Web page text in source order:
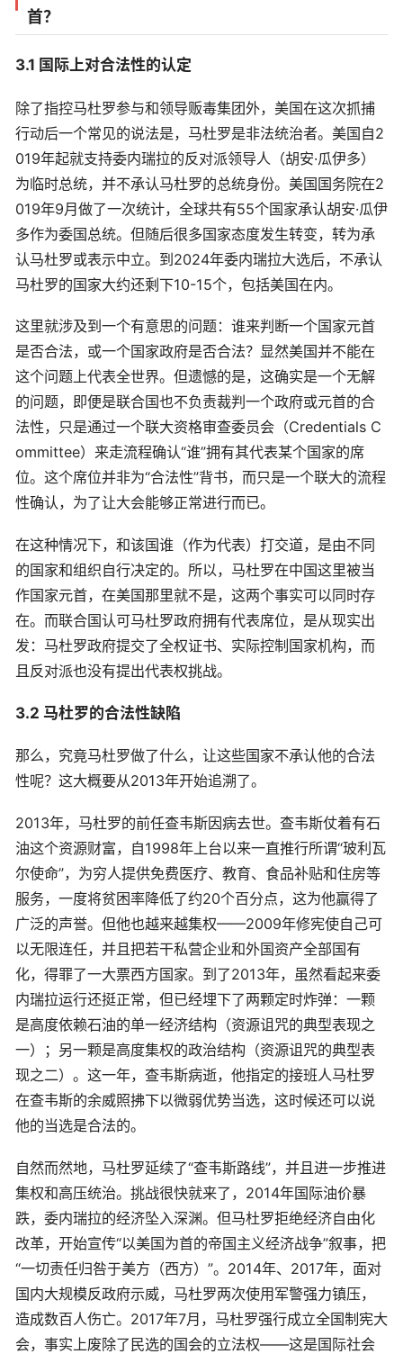
首？
3.1 国际上对合法性的认定
除了指控马杜罗参与和领导贩毒集团外，美国在这次抓捕
行动后一个常见的说法是，马杜罗是非法统治者。美国自2
019年起就支持委内瑞拉的反对派领导人（胡安·瓜伊多）
为临时总统，并不承认马杜罗的总统身份。美国国务院在2
019年9月做了一次统计，全球共有55个国家承认胡安·瓜伊
多作为委国总统。但随后很多国家态度发生转变，转为承
认马杜罗或表示中立。到2024年委内瑞拉大选后，不承认
马杜罗的国家大约还剩下10-15个，包括美国在内。
这里就涉及到一个有意思的问题：谁来判断一个国家元首
是否合法，或一个国家政府是否合法？显然美国并不能在
这个问题上代表全世界。但遗憾的是，这确实是一个无解
的问题，即便是联合国也不负责裁判一个政府或元首的合
法性，只是通过一个联大资格审查委员会（Credentials C
ommittee）来走流程确认“谁”拥有其代表某个国家的席
位。这个席位并非为“合法性”背书，而只是一个联大的流程
性确认，为了让大会能够正常进行而已。
在这种情况下，和该国谁（作为代表）打交道，是由不同
的国家和组织自行决定的。所以，马杜罗在中国这里被当
作国家元首，在美国那里就不是，这两个事实可以同时存
在。而联合国认可马杜罗政府拥有代表席位，是从现实出
发：马杜罗政府提交了全权证书、实际控制国家机构，而
且反对派也没有提出代表权挑战。
3.2 马杜罗的合法性缺陷
那么，究竟马杜罗做了什么，让这些国家不承认他的合法
性呢？这大概要从2013年开始追溯了。
2013年，马杜罗的前任查韦斯因病去世。查韦斯仗着有石
油这个资源财富，自1998年上台以来一直推行所谓“玻利瓦
尔使命”，为穷人提供免费医疗、教育、食品补贴和住房等
服务，一度将贫困率降低了约20个百分点，这为他赢得了
广泛的声誉。但他也越来越集权——2009年修宪使自己可
以无限连任，并且把若干私营企业和外国资产全部国有
化，得罪了一大票西方国家。到了2013年，虽然看起来委
内瑞拉运行还挺正常，但已经埋下了两颗定时炸弹：一颗
是高度依赖石油的单一经济结构（资源诅咒的典型表现之
一）；另一颗是高度集权的政治结构（资源诅咒的典型表
现之二）。这一年，查韦斯病逝，他指定的接班人马杜罗
在查韦斯的余威照拂下以微弱优势当选，这时候还可以说
他的当选是合法的。
自然而然地，马杜罗延续了“查韦斯路线”，并且进一步推进
集权和高压统治。挑战很快就来了，2014年国际油价暴
跌，委内瑞拉的经济坠入深渊。但马杜罗拒绝经济自由化
改革，开始宣传“以美国为首的帝国主义经济战争”叙事，把
“一切责任归咎于美方（西方）”。2014年、2017年，面对
国内大规模反政府示威，马杜罗两次使用军警强力镇压，
造成数百人伤亡。2017年7月，马杜罗强行成立全国制宪大
会，事实上废除了民选的国会的立法权——这是国际社会